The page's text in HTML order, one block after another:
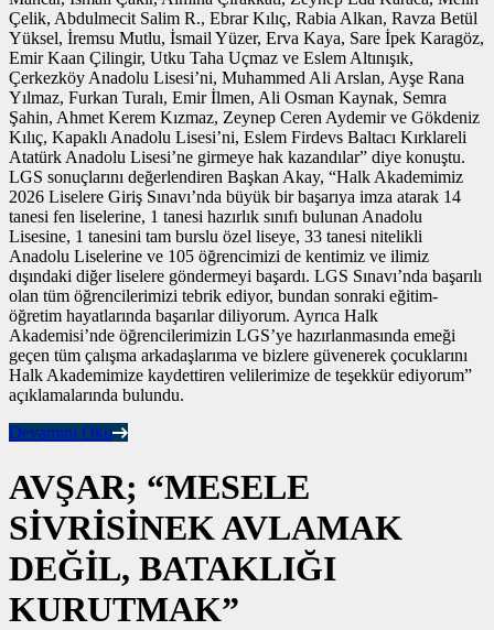
Çelik, Abdulmecit Salim R., Ebrar Kılıç, Rabia Alkan, Ravza Betül
Yüksel, İremsu Mutlu, İsmail Yüzer, Erva Kaya, Sare İpek Karagöz,
Emir Kaan Çilingir, Utku Taha Uçmaz ve Eslem Altınışık,
Çerkezköy Anadolu Lisesi’ni, Muhammed Ali Arslan, Ayşe Rana
Yılmaz, Furkan Turalı, Emir İlmen, Ali Osman Kaynak, Semra
Şahin, Ahmet Kerem Kızmaz, Zeynep Ceren Aydemir ve Gökdeniz
Kılıç, Kapaklı Anadolu Lisesi’ni, Eslem Firdevs Baltacı Kırklareli
Atatürk Anadolu Lisesi’ne girmeye hak kazandılar” diye konuştu.
LGS sonuçlarını değerlendiren Başkan Akay, “Halk Akademimiz
2026 Liselere Giriş Sınavı’nda büyük bir başarıya imza atarak 14
tanesi fen liselerine, 1 tanesi hazırlık sınıfı bulunan Anadolu
Lisesine, 1 tanesini tam burslu özel liseye, 33 tanesi nitelikli
Anadolu Liselerine ve 105 öğrencimizi de kentimiz ve ilimiz
dışındaki diğer liselere göndermeyi başardı. LGS Sınavı’nda başarılı
olan tüm öğrencilerimizi tebrik ediyor, bundan sonraki eğitim-
öğretim hayatlarında başarılar diliyorum. Ayrıca Halk
Akademisi’nde öğrencilerimizin LGS’ye hazırlanmasında emeği
geçen tüm çalışma arkadaşlarıma ve bizlere güvenerek çocuklarını
Halk Akademimize kaydettiren velilerimize de teşekkür ediyorum”
açıklamalarında bulundu.
Devamını Oku
AVŞAR; “MESELE
SİVRİSİNEK AVLAMAK
DEĞİL, BATAKLIĞI
KURUTMAK”